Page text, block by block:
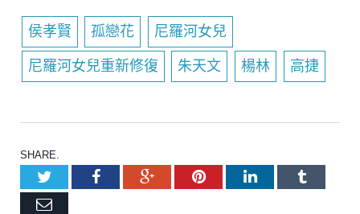
侯孝賢 孤戀花 尼羅河女兒
尼羅河女兒重新修復 朱天文 楊林 高捷
SHARE.
TwitterFacebookGoogle+PinterestLinkedInTumblr
Email